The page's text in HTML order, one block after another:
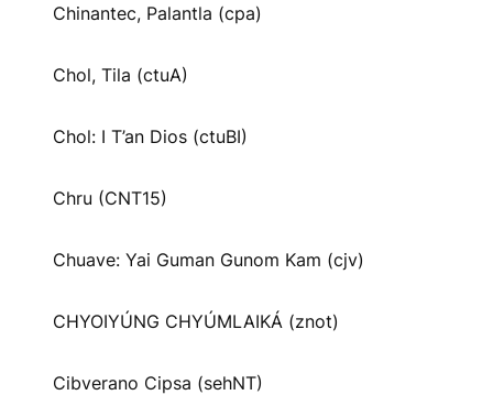
Chinantec, Palantla (cpa)
Chol, Tila (ctuA)
Chol: I T’an Dios (ctuBI)
Chru (CNT15)
Chuave: Yai Guman Gunom Kam (cjv)
CHYOIYÚNG CHYÚMLAIKÁ (znot)
Cibverano Cipsa (sehNT)